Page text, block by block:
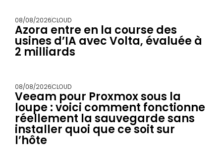
08/08/2026CLOUD
Azora entre en la course des
usines d’IA avec Volta, évaluée à
2 milliards
08/08/2026CLOUD
Veeam pour Proxmox sous la
loupe : voici comment fonctionne
réellement la sauvegarde sans
installer quoi que ce soit sur
l’hôte